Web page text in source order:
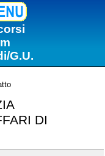
G.U.
DI